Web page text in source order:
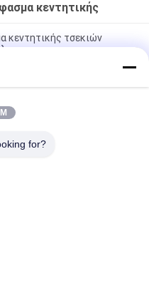
κεντητικής
κεντητικής τσεκιών
δαντελλών τσεκιών
ύφασμα κεντητικής
for?